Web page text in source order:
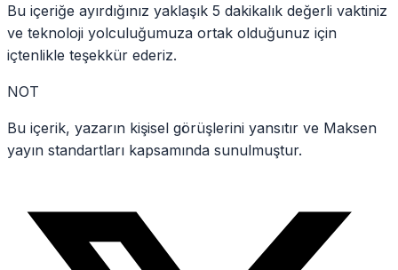
Bu içeriğe ayırdığınız yaklaşık 5 dakikalık değerli vaktiniz
ve teknoloji yolculuğumuza ortak olduğunuz için
içtenlikle teşekkür ederiz.
NOT
Bu içerik, yazarın kişisel görüşlerini yansıtır ve Maksen
yayın standartları kapsamında sunulmuştur.